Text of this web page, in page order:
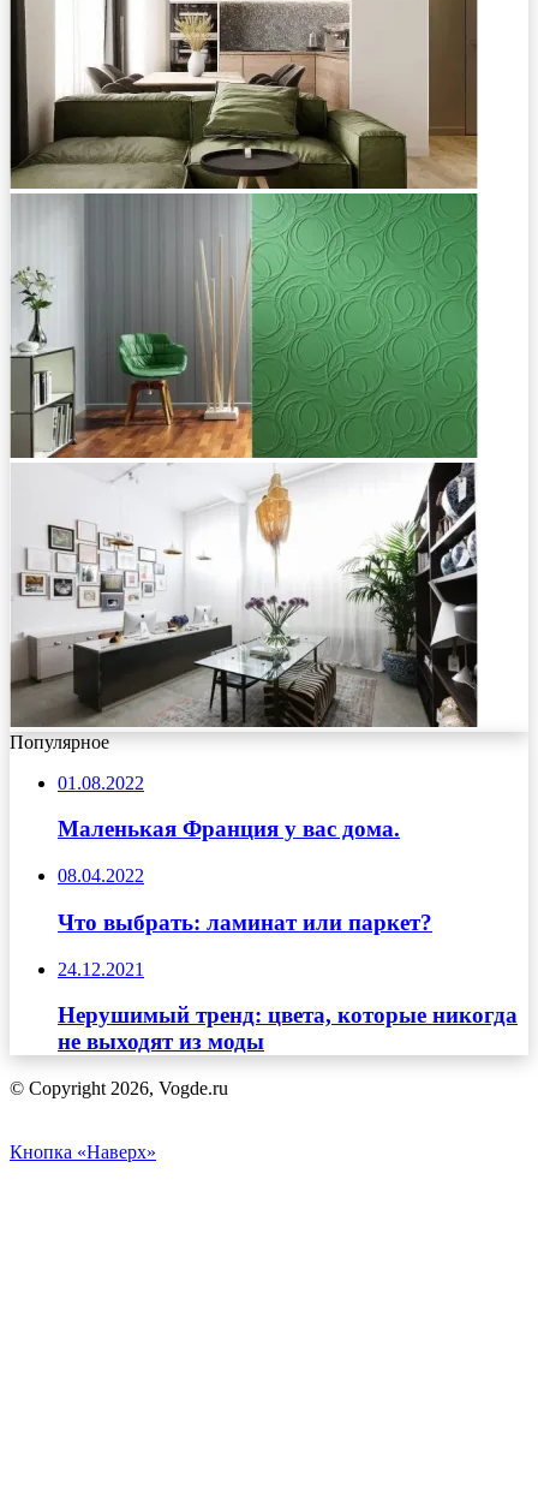
Популярное
01.08.2022
Маленькая Франция у вас дома.
08.04.2022
Что выбрать: ламинат или паркет?
24.12.2021
Нерушимый тренд: цвета, которые никогда
не выходят из моды
© Copyright 2026, Vogde.ru
Кнопка «Наверх»